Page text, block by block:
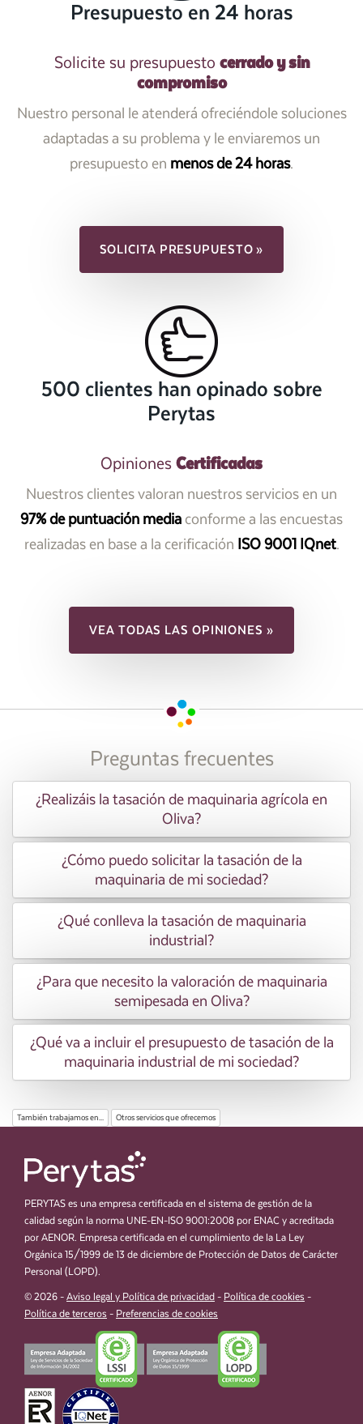
Presupuesto en 24 horas
Solicite su presupuesto cerrado y sin
compromiso
Nuestro personal le atenderá ofreciéndole soluciones
adaptadas a su problema y le enviaremos un
presupuesto en menos de 24 horas.
SOLICITA PRESUPUESTO »
500 clientes han opinado sobre
Perytas
Opiniones Certificadas
Nuestros clientes valoran nuestros servicios en un
97% de puntuación mediaconforme a las encuestas
realizadas en base a la cerificación ISO 9001 IQnet.
VEA TODAS LAS OPINIONES »
Preguntas frecuentes
¿Realizáis la tasación de maquinaria agrícola en
Oliva?
¿Cómo puedo solicitar la tasación de la
maquinaria de mi sociedad?
¿Qué conlleva la tasación de maquinaria
industrial?
¿Para que necesito la valoración de maquinaria
semipesada en Oliva?
¿Qué va a incluir el presupuesto de tasación de la
maquinaria industrial de mi sociedad?
También trabajamos en... Otros servicios que ofrecemos
PERYTAS es una empresa certificada en el sistema de gestión de la
calidad según la norma UNE-EN-ISO 9001:2008 por ENAC y acreditada
por AENOR. Empresa certificada en el cumplimiento de la La Ley
Orgánica 15/1999 de 13 de diciembre de Protección de Datos de Carácter
Personal (LOPD).
© 2026 - Aviso legal y Política de privacidad - Política de cookies -
Política de terceros - Preferencias de cookies